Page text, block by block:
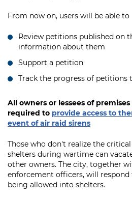
From now on, users will be able to
Review petitions published on
information about them
Support a petition
Track the progress of petitions
All owners or lessees of
required to provide access to
event of air raid sirens
Those who don't realize the
shelters during wartime can
other owners. The city, together
enforcement officers, will respond
being allowed into shelters.